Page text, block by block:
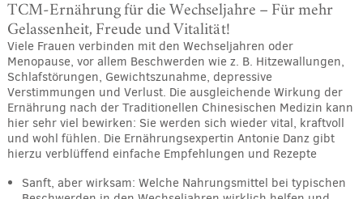
TCM-Ernährung für die Wechseljahre – Für mehr
Gelassenheit, Freude und Vitalität!
Viele Frauen verbinden mit den Wechseljahren oder
Menopause, vor allem Beschwerden wie z. B. Hitzewallungen,
Schlafstörungen, Gewichtszunahme, depressive
Verstimmungen und Verlust. Die ausgleichende Wirkung der
Ernährung nach der Traditionellen Chinesischen Medizin kann
hier sehr viel bewirken: Sie werden sich wieder vital, kraftvoll
und wohl fühlen. Die Ernährungsexpertin Antonie Danz gibt
hierzu verblüffend einfache Empfehlungen und Rezepte
Sanft, aber wirksam: Welche Nahrungsmittel bei typischen